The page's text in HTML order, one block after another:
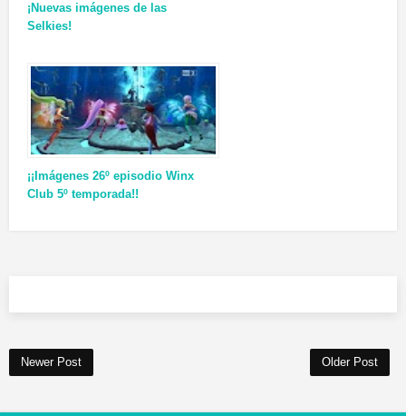
¡Nuevas imágenes de las
Selkies!
¡¡Imágenes 26º episodio Winx
Club 5º temporada!!
Newer Post Older Post